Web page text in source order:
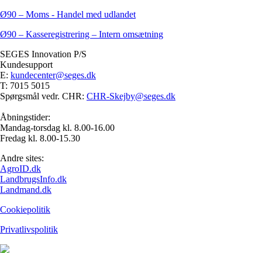
Ø90 – Moms - Handel med udlandet
Ø90 – Kasseregistrering – Intern omsætning
SEGES Innovation P/S
Kundesupport
E: kundecenter@seges.dk
T: 7015 5015
Spørgsmål vedr. CHR: CHR-Skejby@seges.dk
Åbningstider:
Mandag-torsdag kl. 8.00-16.00
Fredag kl. 8.00-15.30
Andre sites:
AgroID.dk
LandbrugsInfo.dk
Landmand.dk
Cookiepolitik
Privatlivspolitik